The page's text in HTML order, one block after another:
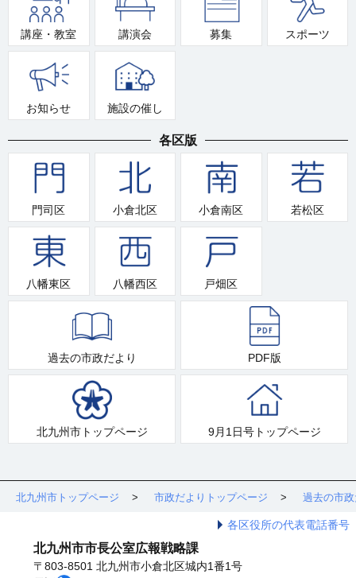
講座・教室 講演会 募集 スポーツ
お知らせ 施設の催し
各区版
門司区 小倉北区 小倉南区 若松区
八幡東区 八幡西区 戸畑区
過去の市政だより PDF版
北九州市トップページ 9月1日号トップページ
北九州市トップページ 市政だよりトップページ 過去の市
各区役所の代表電話番号
北九州市市長公室広報戦略課
〒803-8501 北九州市小倉北区城内1番1号